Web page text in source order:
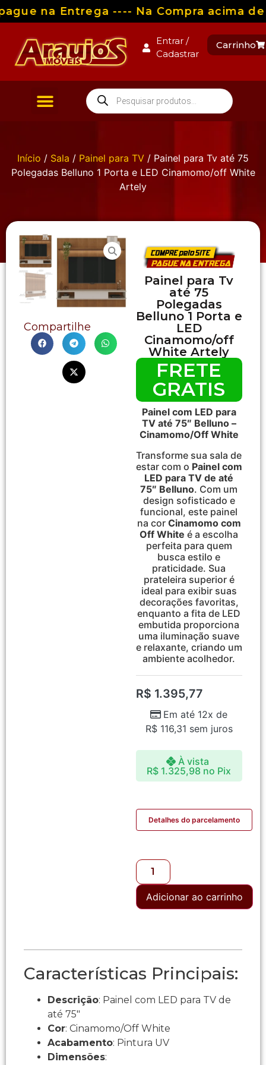
na Entrega ---- Na Compra acima
Entrar /
Cadastrar
Carrinho
Início / Sala / Painel para TV / Painel para Tv até 75
Polegadas Belluno 1 Porta e LED Cinamomo/off White
Artely
Compartilhe
Painel para Tv
até 75
Polegadas
Belluno 1 Porta e
LED
Cinamomo/off
White Artely
FRETE
GRATIS
Painel com LED para
TV até 75″ Belluno –
Cinamomo/Off White
Transforme sua sala de
estar com o Painel com
LED para TV de até
75″ Belluno. Com um
design sofisticado e
funcional, este painel
na cor Cinamomo com
Off White é a escolha
perfeita para quem
busca estilo e
praticidade. Sua
prateleira superior é
ideal para exibir suas
decorações favoritas,
enquanto a fita de LED
embutida proporciona
uma iluminação suave
e relaxante, criando um
ambiente acolhedor.
R$ 1.395,77
Em até 12x de
R$116,31 sem juros
À vista
R$ 1.325,98 no Pix
Detalhes do parcelamento
Adicionar ao carrinho
Características Principais:
Descrição: Painel com LED para TV de
até 75″
Cor: Cinamomo/Off White
Acabamento: Pintura UV
Dimensões: